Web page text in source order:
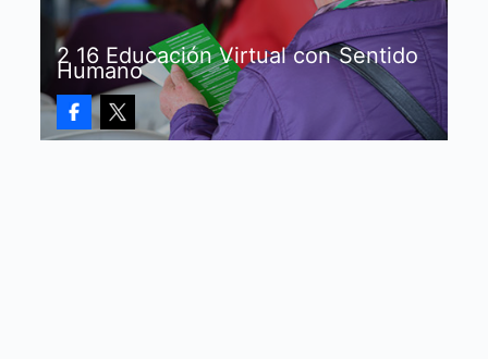
2 16 Educación Virtual con Sentido
Humano